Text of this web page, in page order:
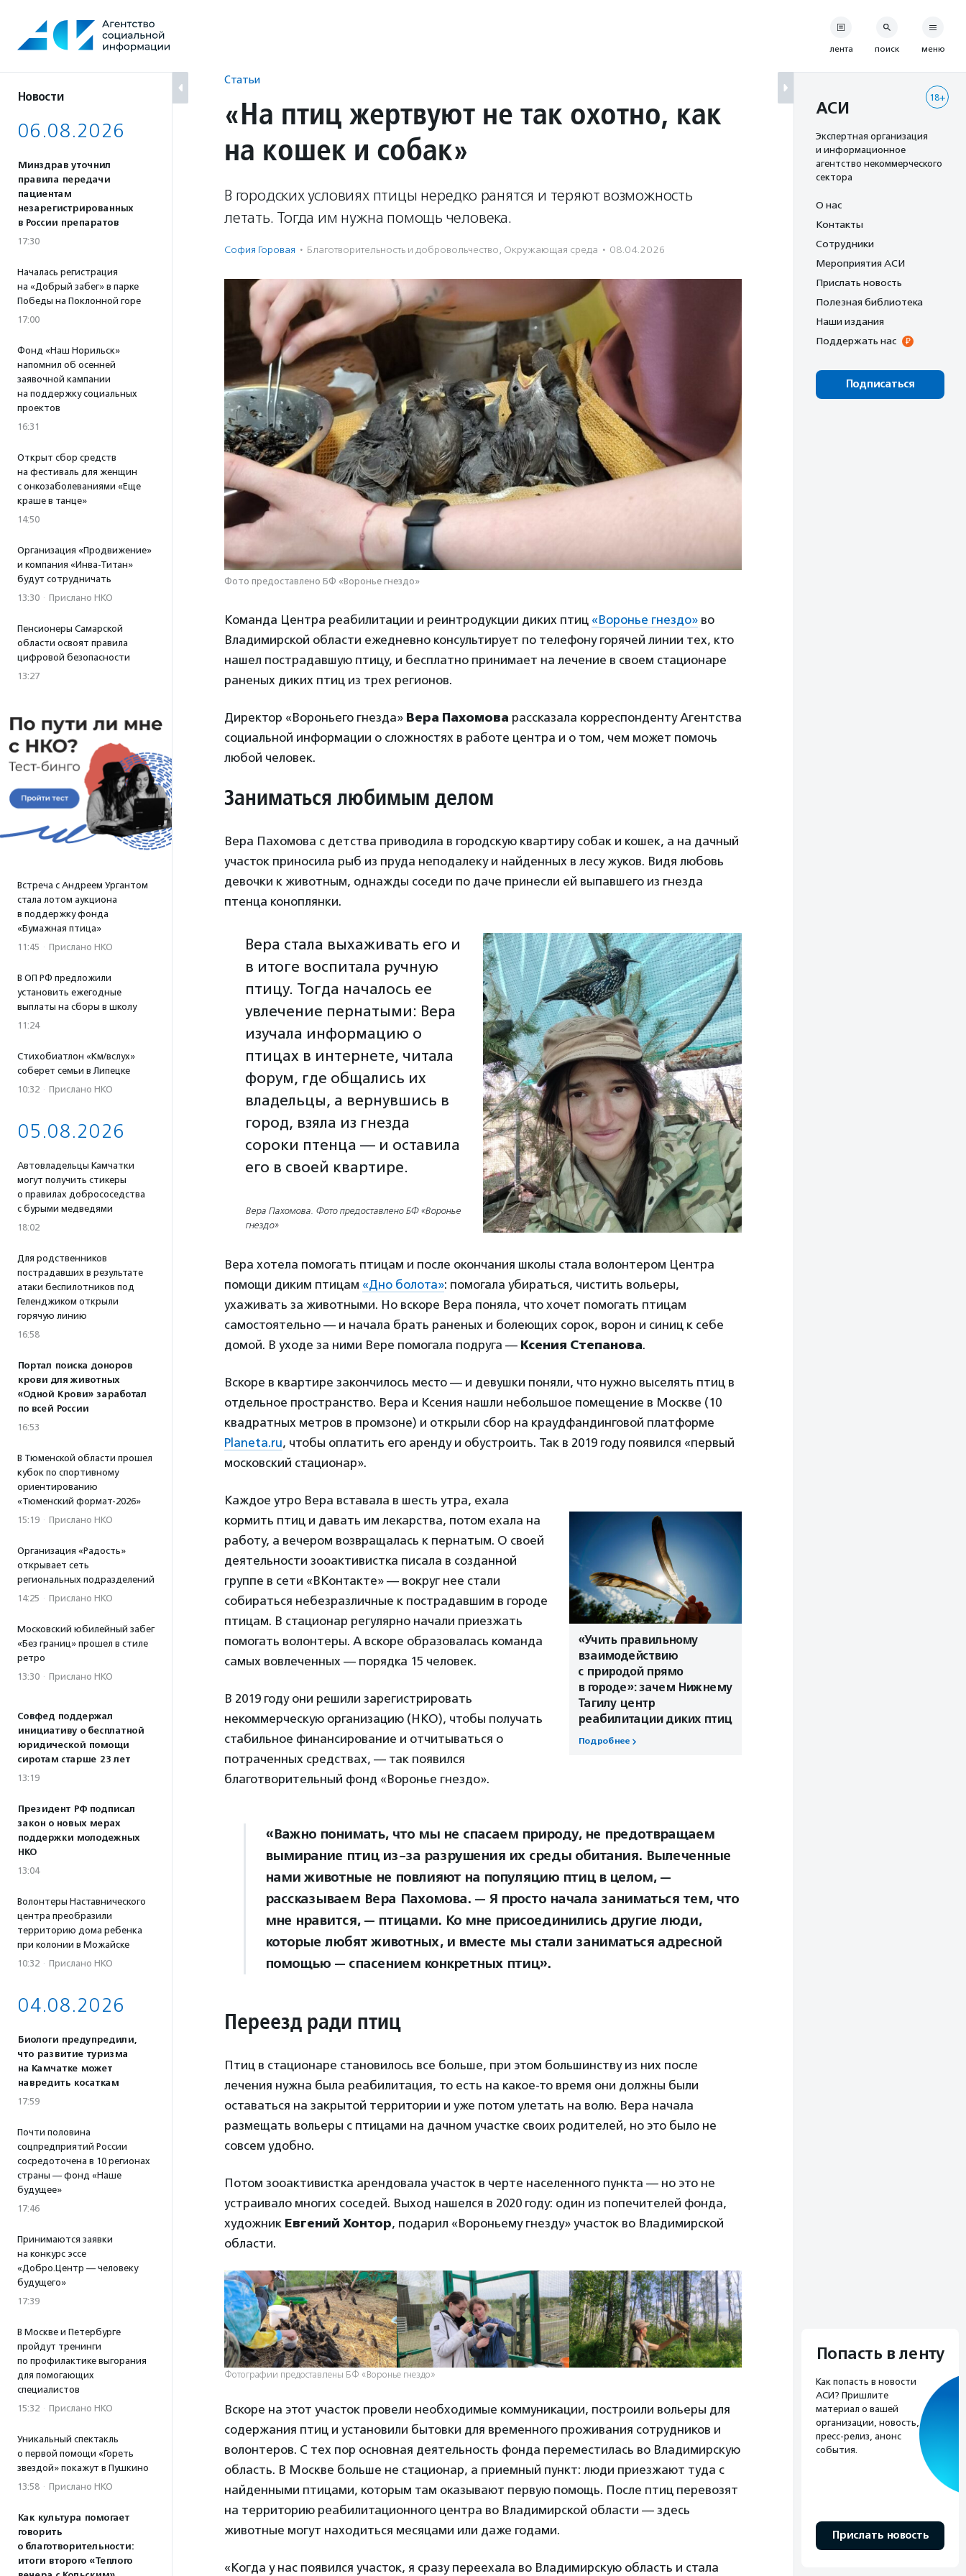
содержанию
Новости
06.08.2026
Минздрав уточнил
правила передачи
пациентам
незарегистрированных
в России препаратов
17:30
Началась регистрация
на «Добрый забег» в парке
Победы на Поклонной горе
17:00
Фонд «Наш Норильск»
напомнил об осенней
заявочной кампании
на поддержку социальных
проектов
16:31
Открыт сбор средств
на фестиваль для женщин
с онкозаболеваниями «Еще
краше в танце»
14:50
Организация «Продвижение»
и компания «Инва-Титан»
будут сотрудничать
13:30 · Прислано НКО
Пенсионеры Самарской
области освоят правила
цифровой безопасности
13:27
Встреча с Андреем Ургантом
стала лотом аукциона
в поддержку фонда
«Бумажная птица»
11:45 · Прислано НКО
В ОП РФ предложили
установить ежегодные
выплаты на сборы в школу
11:24
Стихобиатлон «Км/вслух»
соберет семьи в Липецке
10:32 · Прислано НКО
05.08.2026
Автовладельцы Камчатки
могут получить стикеры
о правилах добрососедства
с бурыми медведями
18:02
Для родственников
пострадавших в результате
атаки беспилотников под
Геленджиком открыли
горячую линию
16:58
Портал поиска доноров
крови для животных
«Одной Крови» заработал
по всей России
16:53
В Тюменской области прошел
кубок по спортивному
ориентированию
«Тюменский формат-2026»
15:19 · Прислано НКО
Организация «Радость»
открывает сеть
региональных подразделений
14:25 · Прислано НКО
Московский юбилейный забег
«Без границ» прошел в стиле
ретро
13:30 · Прислано НКО
Совфед поддержал
инициативу о бесплатной
юридической помощи
сиротам старше 23 лет
13:19
Президент РФ подписал
закон о новых мерах
поддержки молодежных
НКО
13:04
Волонтеры Наставнического
центра преобразили
территорию дома ребенка
при колонии в Можайске
10:32 · Прислано НКО
04.08.2026
Биологи предупредили,
что развитие туризма
на Камчатке может
навредить косаткам
17:59
Почти половина
соцпредприятий России
сосредоточена в 10 регионах
страны — фонд «Наше
будущее»
17:46
Принимаются заявки
на конкурс эссе
«Добро.Центр — человеку
будущего»
17:39
В Москве и Петербурге
пройдут тренинги
по профилактике выгорания
для помогающих
специалистов
15:32 · Прислано НКО
Уникальный спектакль
о первой помощи «Гореть
звездой» покажут в Пушкино
13:58 · Прислано НКО
Как культура помогает
говорить
о благотворительности:
итоги второго «Теплого
Статьи
«На птиц жертвуют не так охотно, как
на кошек и собак»
В городских условиях птицы нередко ранятся и теряют возможность
летать. Тогда им нужна помощь человека.
София Горовая · Благотвори­тель­ность и доброволь­чест­во, Окружающая среда · 08.04.2026
Фото предоставлено БФ «Воронье гнездо»
Команда Центра реабилитации и реинтродукции диких птиц «Воронье гнездо» во
Владимирской области ежедневно консультирует по телефону горячей линии тех, кто
нашел пострадавшую птицу, и бесплатно принимает на лечение в своем стационаре
раненых диких птиц из трех регионов.
Директор «Вороньего гнезда» Вера Пахомова рассказала корреспонденту Агентства
социальной информации о сложностях в работе центра и о том, чем может помочь
любой человек.
Заниматься любимым делом
Вера Пахомова с детства приводила в городскую квартиру собак и кошек, а на дачный
участок приносила рыб из пруда неподалеку и найденных в лесу жуков. Видя любовь
девочки к животным, однажды соседи по даче принесли ей выпавшего из гнезда
птенца коноплянки.
Вера стала выхаживать его и
в итоге воспитала ручную
птицу. Тогда началось ее
увлечение пернатыми: Вера
изучала информацию о
птицах в интернете, читала
форум, где общались их
владельцы, а вернувшись в
город, взяла из гнезда
сороки птенца — и оставила
его в своей квартире.
Вера Пахомова. Фото предоставлено БФ «Воронье
гнездо»
Вера хотела помогать птицам и после окончания школы стала волонтером Центра
помощи диким птицам «Дно болота»: помогала убираться, чистить вольеры,
ухаживать за животными. Но вскоре Вера поняла, что хочет помогать птицам
самостоятельно — и начала брать раненых и болеющих сорок, ворон и синиц к себе
домой. В уходе за ними Вере помогала подруга — Ксения Степанова.
Вскоре в квартире закончилось место — и девушки поняли, что нужно выселять птиц в
отдельное пространство. Вера и Ксения нашли небольшое помещение в Москве (10
квадратных метров в промзоне) и открыли сбор на краудфандинговой платформе
Planeta.ru, чтобы оплатить его аренду и обустроить. Так в 2019 году появился «первый
московский стационар».
«Учить правильному
взаимодействию
с природой прямо
в городе»: зачем Нижнему
Тагилу центр
реабилитации диких птиц
Подробнее
Каждое утро Вера вставала в шесть утра, ехала
кормить птиц и давать им лекарства, потом ехала на
работу, а вечером возвращалась к пернатым. О своей
деятельности зооактивистка писала в созданной
группе в сети «ВКонтакте» — вокруг нее стали
собираться небезразличные к пострадавшим в городе
птицам. В стационар регулярно начали приезжать
помогать волонтеры. А вскоре образовалась команда
самых вовлеченных — порядка 15 человек.
В 2019 году они решили зарегистрировать
некоммерческую организацию (НКО), чтобы получать
стабильное финансирование и отчитываться о
потраченных средствах, — так появился
благотворительный фонд «Воронье гнездо».
«Важно понимать, что мы не спасаем природу, не предотвращаем
вымирание птиц из-за разрушения их среды обитания. Вылеченные
нами животные не повлияют на популяцию птиц в целом, —
рассказываем Вера Пахомова. — Я просто начала заниматься тем, что
мне нравится, — птицами. Ко мне присоединились другие люди,
которые любят животных, и вместе мы стали заниматься адресной
помощью — спасением конкретных птиц».
Переезд ради птиц
Птиц в стационаре становилось все больше, при этом большинству из них после
лечения нужна была реабилитация, то есть на какое-то время они должны были
оставаться на закрытой территории и уже потом улетать на волю. Вера начала
размещать вольеры с птицами на дачном участке своих родителей, но это было не
совсем удобно.
Потом зооактивистка арендовала участок в черте населенного пункта — но это не
устраивало многих соседей. Выход нашелся в 2020 году: один из попечителей фонда,
художник Евгений Хонтор, подарил «Вороньему гнезду» участок во Владимирской
области.
Фотографии предоставлены БФ «Воронье гнездо»
Вскоре на этот участок провели необходимые коммуникации, построили вольеры для
содержания птиц и установили бытовки для временного проживания сотрудников и
волонтеров. С тех пор основная деятельность фонда переместилась во Владимирскую
область. В Москве больше не стационар, а приемный пункт: люди приезжают туда с
найденными птицами, которым там оказывают первую помощь. После птиц перевозят
на территорию реабилитационного центра во Владимирской области — здесь
животные могут находиться месяцами или даже годами.
«Когда у нас появился участок, я сразу переехала во Владимирскую область и стала
лента поиск меню
18+
АСИ
Экспертная организация
и информационное
агентство некоммерческого
сектора
О нас
Контакты
Сотрудники
Мероприятия АСИ
Прислать новость
Полезная библиотека
Наши издания
Поддержать нас
Подписаться
Попасть в ленту
Как попасть в новости
АСИ? Пришлите
материал о вашей
организации, новость,
пресс-релиз, анонс
события.
Прислать новость